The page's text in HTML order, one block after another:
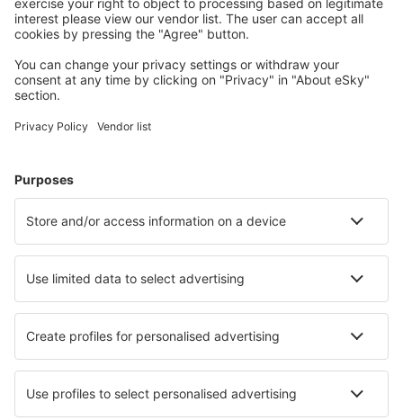
Unterkünfte, die Sie mögen
Wählen Sie aus über 1,3 Millionen Unterkünften: Hotels,
Meist gesuchte Hotels von eSky-Nutzern
Hotels in Solden Hotels in Zell am See Hotels in Wien
Hotels in Rosegg Hotels in Grossarl
Hotels in Turracher Hohe
Die besten Hotels - Städte
Hotels in Rangendingen Hotels in Clonmel